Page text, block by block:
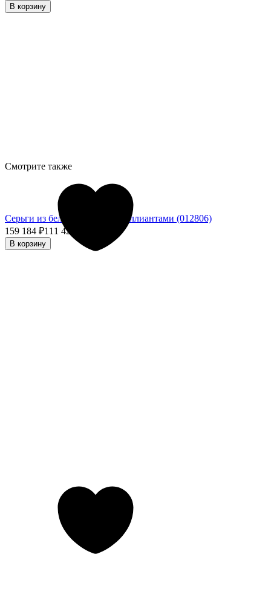
В корзину
Серьги из белого золота с бриллиантами (012806)
159 184 ₽111 428,80
В корзину
Смотрите также